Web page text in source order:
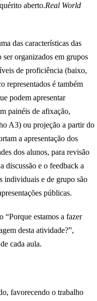
aberto.Real World
das características das
organizados em grupos
de proficiência (baixo,
representados é também
podem apresentar
painéis de afixação,
A3) ou projeção a partir do
a apresentação dos
dos alunos, para revisão
discussão e o feedback a
individuais e de grupo são
públicas.
“Porque estamos a fazer
desta atividade?”,
cada aula.
favorecendo o trabalho